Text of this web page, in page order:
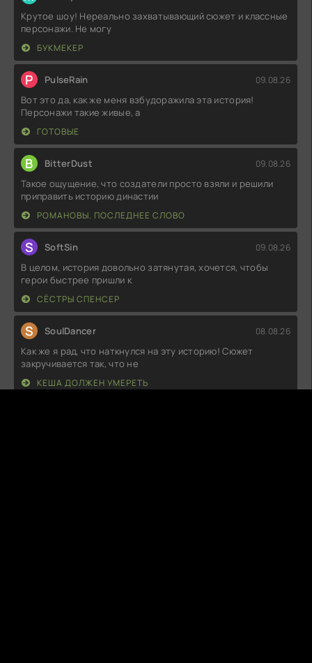
Крутое шоу! Нереально захватывающий сюжет и классные
персонажи. Не могу
БУКМЕКЕР
P PulseRain 09.08.26
Вот это да, как же меня взбудоражила эта история!
Персонажи такие живые, а
ГОТОВЫЕ
B BitterDust 09.08.26
Такое ощущение, что создатели просто взяли и решили
приправить историю династии
РОМАНОВЫ. ПОСЛЕДНЕЕ СЛОВО
S SoftSin 09.08.26
В целом, история довольно затянутая, хочется, чтобы
герои быстрее пришли к
СЁСТРЫ СПЕНСЕР
S SoulDancer 08.08.26
Как же я рад, что наткнулся на эту историю! Сюжет
закручивается так, что не
КЕША ДОЛЖЕН УМЕРЕТЬ